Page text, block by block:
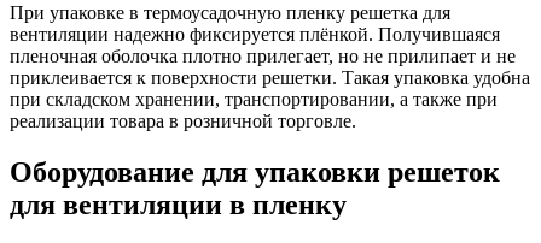
При упаковке в термоусадочную пленку решетка для
вентиляции надежно фиксируется плёнкой. Получившаяся
пленочная оболочка плотно прилегает, но не прилипает и не
приклеивается к поверхности решетки. Такая упаковка удобна
при складском хранении, транспортировании, а также при
реализации товара в розничной торговле.
Оборудование для упаковки решеток
для вентиляции в пленку